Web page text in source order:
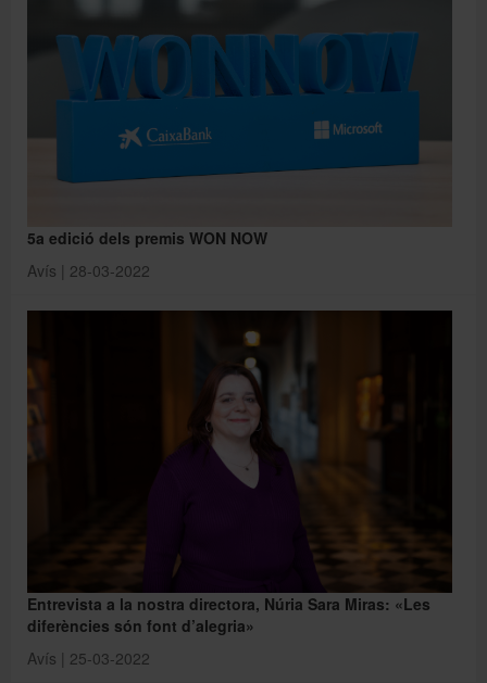
5a edició dels premis WON NOW
Avís | 28-03-2022
Entrevista a la nostra directora, Núria Sara Miras: «Les
diferències són font d’alegria»
Avís | 25-03-2022